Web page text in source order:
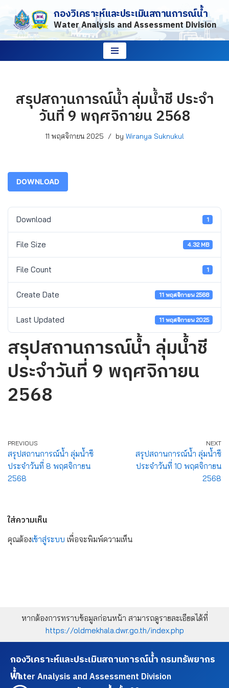
Skip
to
กองวิเคราะห์และประเมินสถานการณ์น้ำ
Water Analysis and Assessment Division
สรุปสถานการณ์น้ำ ลุ่มน้ำชี ประจำ
วันที่ 9 พฤศจิกายน 2568
11 พฤศจิกายน 2025 by Wiranya Suknukul
DOWNLOAD
Download 1
File Size 4.32 MB
File Count 1
Create Date 11 พฤศจิกายน 2568
Last Updated 11 พฤศจิกายน 2025
สรุปสถานการณ์น้ำ ลุ่มน้ำชี
ประจำวันที่ 9 พฤศจิกายน
2568
PREVIOUS
สรุปสถานการณ์น้ำ ลุ่มน้ำชี
ประจำวันที่ 8 พฤศจิกายน
2568
NEXT
สรุปสถานการณ์น้ำ ลุ่มน้ำชี
ประจำวันที่ 10 พฤศจิกายน
2568
ใส่ความเห็น
คุณต้องเข้าสู่ระบบ เพื่อจะพิมพ์ความเห็น
หากต้องการทราบข้อมูลก่อนหน้า สามารถดูรายละเอียดได้ที่
https://oldmekhala.dwr.go.th/index.php
กองวิเคราะห์และประเมินสถานการณ์น้ำ กรมทรัพยากร
น้ำ
Water Analysis and Assessment Division